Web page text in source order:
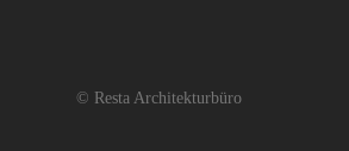
© Resta Architekturbüro